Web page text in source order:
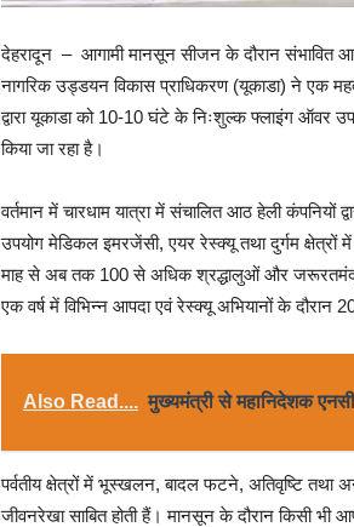
देहरादून – आगामी मानसून सीजन के दौरान संभावित
नागरिक उड्डयन विकास प्राधिकरण (यूकाडा) ने एक
द्वारा यूकाडा को 10-10 घंटे के निःशुल्क फ्लाइंग ऑवर
किया जा रहा है।
वर्तमान में चारधाम यात्रा में संचालित आठ हेली
उपयोग मेडिकल इमरजेंसी, एयर रेस्क्यू तथा दुर्गम क्षेत्रों
माह से अब तक 100 से अधिक श्रद्धालुओं और जरूरतमंद
एक वर्ष में विभिन्न आपदा एवं रेस्क्यू अभियानों के दौरान
Also Read.... मुख्यमंत्री से महानिदेशक
पर्वतीय क्षेत्रों में भूस्खलन, बादल फटने, अतिवृष्टि तथा
जीवनरेखा साबित होती हैं। मानसून के दौरान किसी